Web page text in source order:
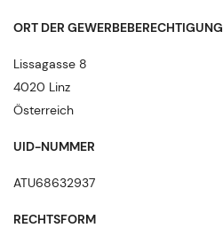
ORT DER GEWERBEBERECHTIGUNG
Lissagasse 8
4020 Linz
Österreich
UID-NUMMER
ATU68632937
RECHTSFORM